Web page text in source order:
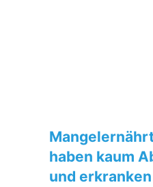
haben kaum
und